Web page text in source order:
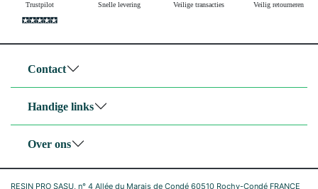
Trustpilot Snelle levering Veilige transacties Veilig retourneren
Contact
Handige links
Over ons
RESIN PRO SASU, n° 4 Allée du Marais de Condé 60510 Rochy-Condé FRANCE